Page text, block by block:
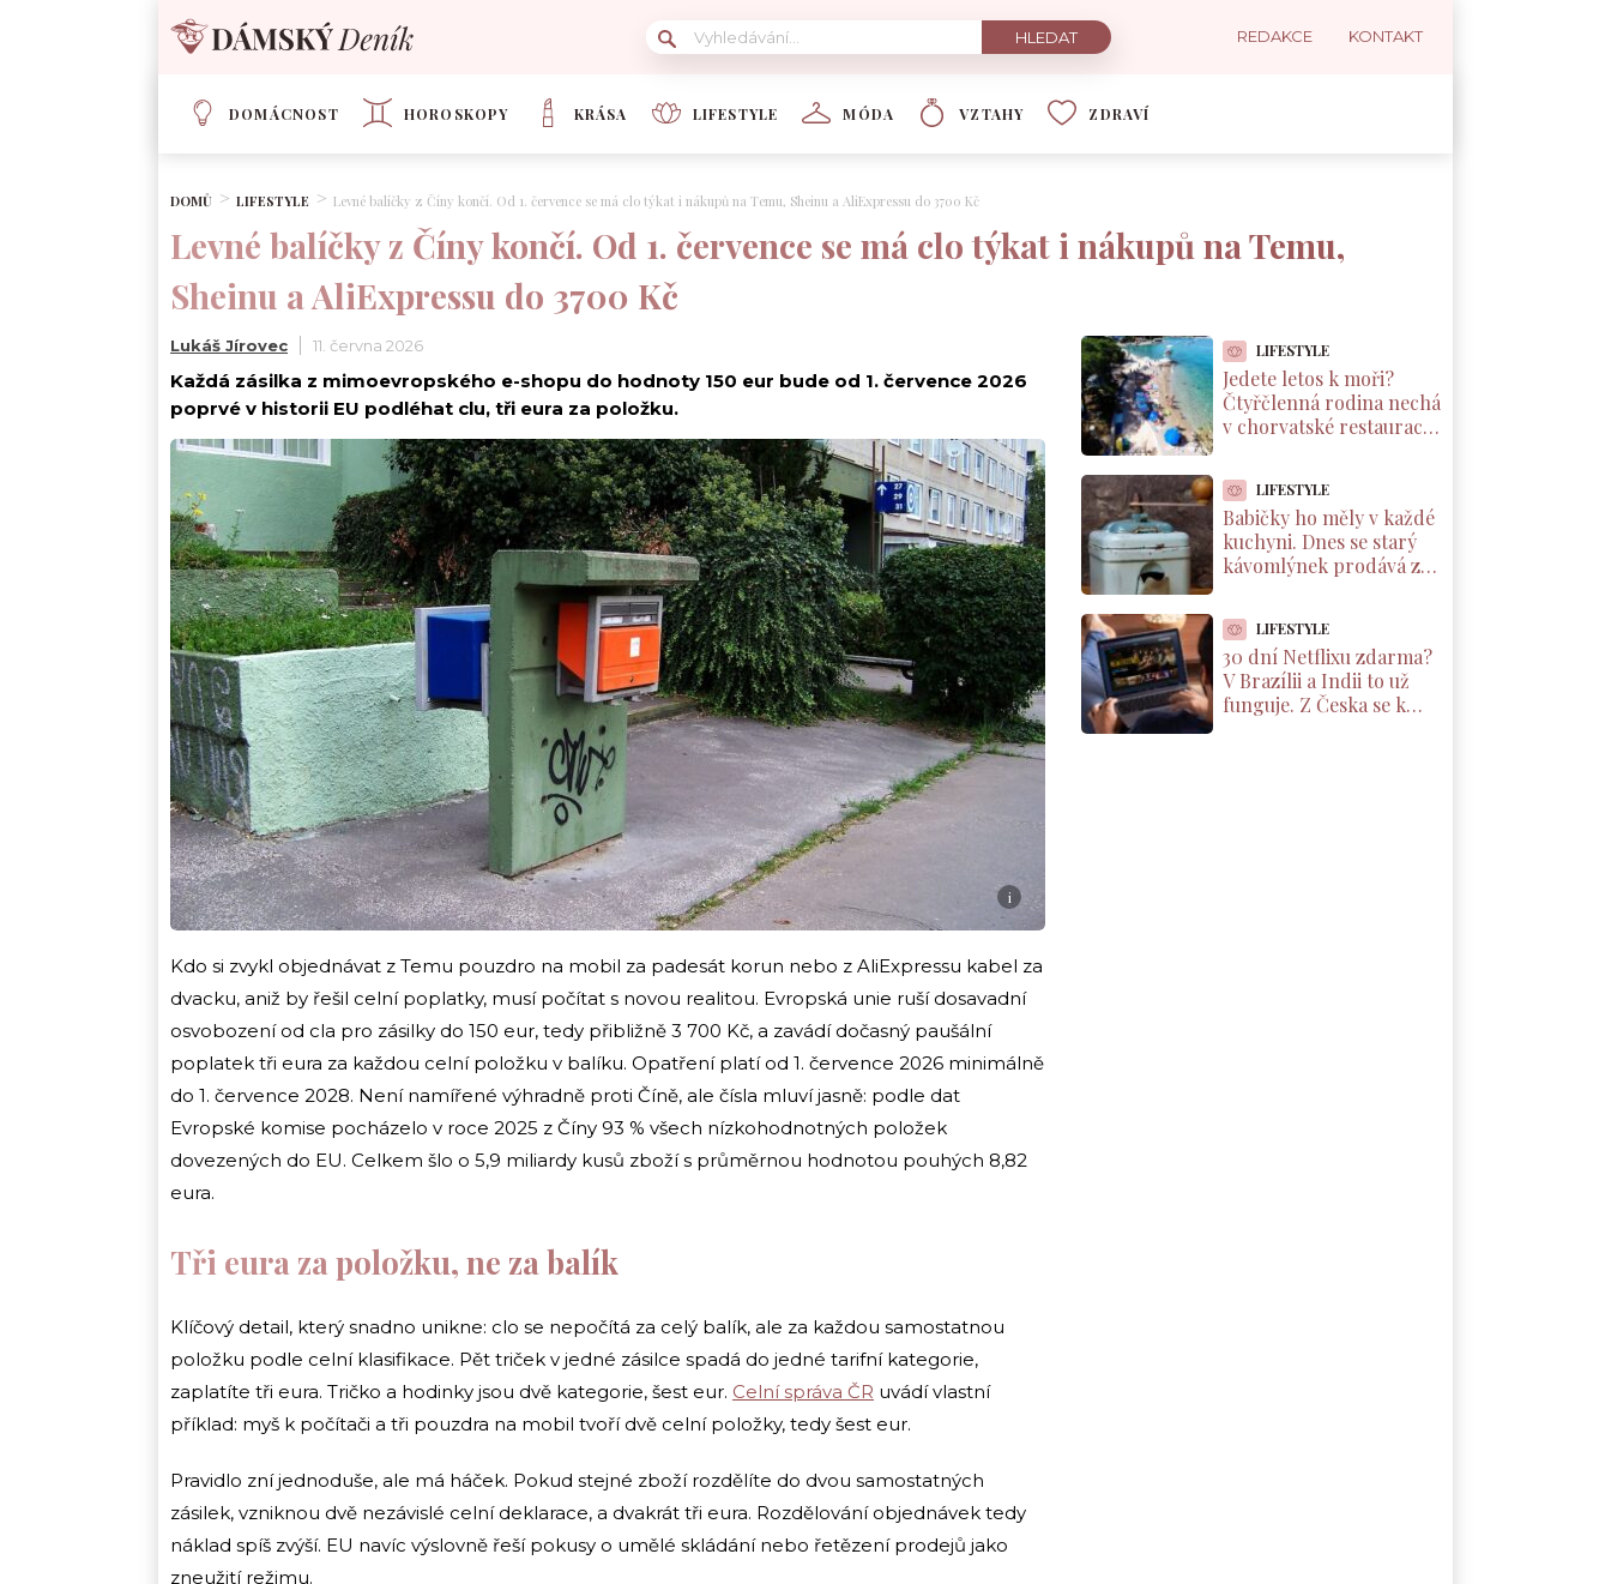
REDAKCE KONTAKT
DOMÁCNOST HOROSKOPY KRÁSA LIFESTYLE MÓDA VZTAHY ZDRAVÍ
DOMŮ LIFESTYLE Levné balíčky z Číny končí. Od 1. července se má clo týkat i nákupů na Temu, Sheinu a AliExpressu do 3700 Kč
Levné balíčky z Číny končí. Od 1. července se má clo týkat i nákupů na Temu,
Sheinu a AliExpressu do 3700 Kč
Lukáš Jírovec 11. června 2026
Každá zásilka z mimoevropského e-shopu do hodnoty 150 eur bude od 1. července 2026
poprvé v historii EU podléhat clu, tři eura za položku.
i
Kdo si zvykl objednávat z Temu pouzdro na mobil za padesát korun nebo z AliExpressu kabel za
dvacku, aniž by řešil celní poplatky, musí počítat s novou realitou. Evropská unie ruší dosavadní
osvobození od cla pro zásilky do 150 eur, tedy přibližně 3 700 Kč, a zavádí dočasný paušální
poplatek tři eura za každou celní položku v balíku. Opatření platí od 1. července 2026 minimálně
do 1. července 2028. Není namířené výhradně proti Číně, ale čísla mluví jasně: podle dat
Evropské komise pocházelo v roce 2025 z Číny 93 % všech nízkohodnotných položek
dovezených do EU. Celkem šlo o 5,9 miliardy kusů zboží s průměrnou hodnotou pouhých 8,82
eura.
Tři eura za položku, ne za balík
Klíčový detail, který snadno unikne: clo se nepočítá za celý balík, ale za každou samostatnou
položku podle celní klasifikace. Pět triček v jedné zásilce spadá do jedné tarifní kategorie,
zaplatíte tři eura. Tričko a hodinky jsou dvě kategorie, šest eur. Celní správa ČR uvádí vlastní
příklad: myš k počítači a tři pouzdra na mobil tvoří dvě celní položky, tedy šest eur.
Pravidlo zní jednoduše, ale má háček. Pokud stejné zboží rozdělíte do dvou samostatných
zásilek, vzniknou dvě nezávislé celní deklarace, a dvakrát tři eura. Rozdělování objednávek tedy
náklad spíš zvýší. EU navíc výslovně řeší pokusy o umělé skládání nebo řetězení prodejů jako
zneužití režimu.
LIFESTYLE
Jedete letos k moři?
Čtyřčlenná rodina nechá
v chorvatské restauraci
večeři
LIFESTYLE
Babičky ho měly v každé
kuchyni. Dnes se starý
kávomlýnek prodává za
jednou podmínkou
LIFESTYLE
30 dní Netflixu zdarma?
V Brazílii a Indii to už
funguje. Z Česka se k